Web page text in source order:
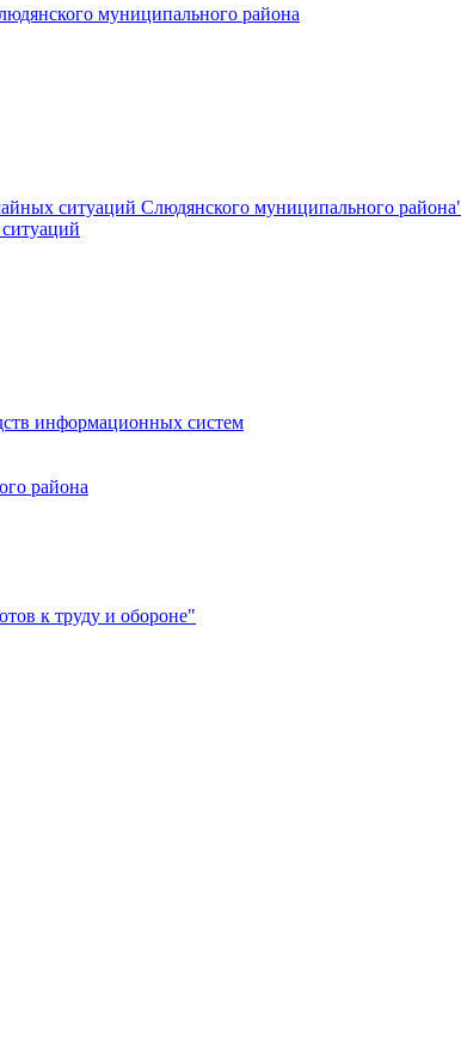
муниципального района
ситуаций Слюдянского муниципального
информационных систем
района
к труду и обороне"